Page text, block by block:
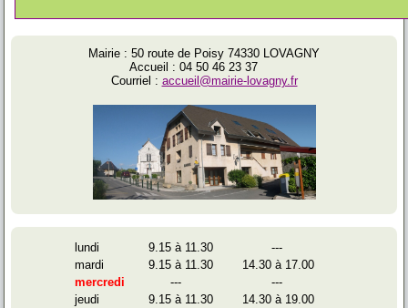
Mairie : 50 route de Poisy 74330 LOVAGNY
Accueil : 04 50 46 23 37
Courriel : accueil@mairie-lovagny.fr
lundi 9.15 à 11.30
---
mardi
9.15 à 11.30
14.30 à 17.00
mercredi
---
---
jeudi
9.15 à 11.30
14.30 à 19.00